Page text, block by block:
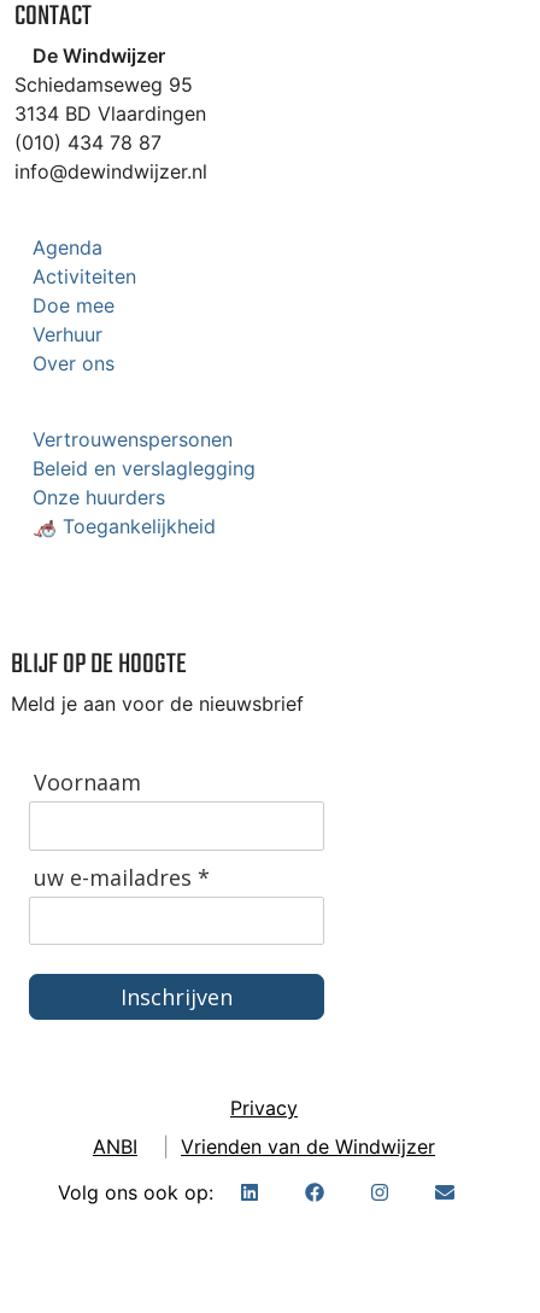
CONTACT
De Windwijzer
Schiedamseweg 95
3134 BD Vlaardingen
(010) 434 78 87
info@dewindwijzer.nl
Agenda
Activiteiten
Doe mee
Verhuur
Over ons
Vertrouwenspersonen
Beleid en verslaglegging
Onze huurders
🦽 Toegankelijkheid
BLIJF OP DE HOOGTE
Meld je aan voor de nieuwsbrief
Voornaam
uw e-mailadres *
Inschrijven
Privacy
ANBI
Vrienden van de Windwijzer
Volg ons ook op: